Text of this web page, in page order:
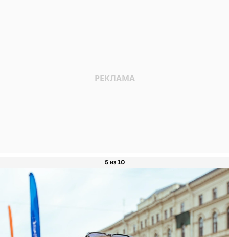
5 из 10